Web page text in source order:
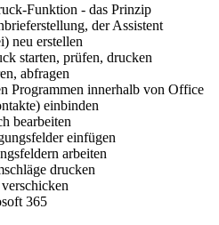
Funktion - das Prinzip
der Assistent
neu erstellen
starten, prüfen, drucken
abfragen
Programmen innerhalb von Office
einbinden
bearbeiten
einfügen
arbeiten
drucken
365